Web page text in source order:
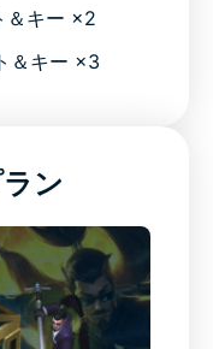
適にプレイ
of Legendsをプ
＆キー ×2
＆キー ×3
ン